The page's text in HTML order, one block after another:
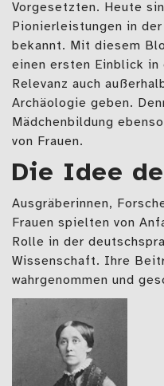
Vorgesetzten. Heute
Pionierleistungen in
bekannt. Mit diesem
einen ersten Einblick in
Relevanz auch
Archäologie geben.
Mädchenbildung
von Frauen.
Die Idee
Ausgräberinnen,
Frauen spielten von
Rolle in der
Wissenschaft. Ihre
wahrgenommen und